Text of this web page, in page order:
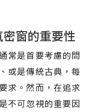
窗的重要性
常是首要考慮的問
或是傳統古典，每
求。然而，在追求
不可忽視的重要因